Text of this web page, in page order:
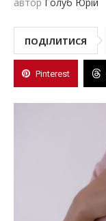
ПОДІЛИТИСЯ
Pinterest